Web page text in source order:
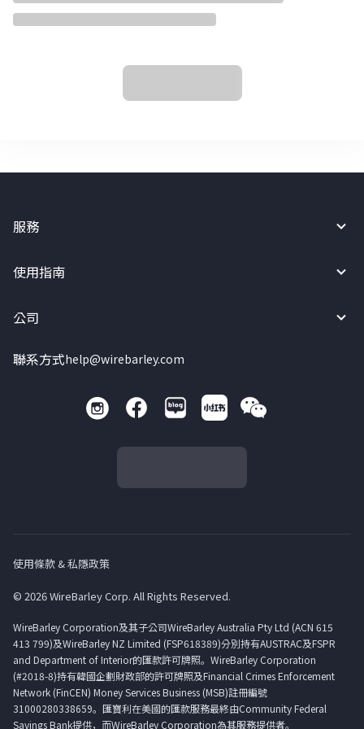
服務
使用指南
公司
聯系方式help@wirebarley.com
使用條款 & 私隱政策
© 2026 WireBarley Corp. All Rights Reserved.
WireBarley Corporation及其子公司WireBarley Australia Pty Ltd (ACN 615
413 799)及WireBarley NZ Limited (FSP618389)分別持有AUSTRAC及FSPR
and Department of Interior的匯款許可牌照。WireBarley Corporation
(#2018-8)持有韓國企劃財政部的許可牌照及Financial Crimes Enforcement
Network (FinCEN) Money Services Business (MSB)註冊編號
31000280338659。匯寶利在美國的匯款服務最終由Community Federal
Savings Bank提供，而WireBarley Corporation為其服務提供者。